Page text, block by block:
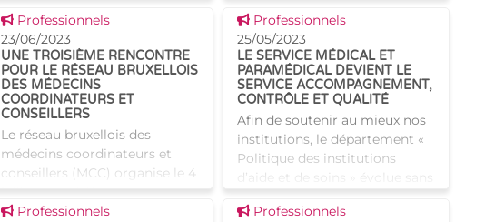
d'autorisations et d'agrément
de manière digitale via
IRISbox. Cette évolution
s'inscrit
planifiées pour 2024, avec des
thèmes d'actualité. Ces
rencontres donnent l'occasio
Voir cette news
Professionnels
23/06/2023
UNE TROISIÈME RENCONTRE
POUR LE RÉSEAU BRUXELLOIS
DES MÉDECINS
COORDINATEURS ET
CONSEILLERS
Le réseau bruxellois des
médecins coordinateurs et
conseillers (MCC) organise le 4
juillet sa troisième rencontre.
Au programme, un sujet
Voir cette news
Professionnels
25/05/2023
LE SERVICE MÉDICAL ET
PARAMÉDICAL DEVIENT LE
SERVICE ACCOMPAGNEMENT,
CONTRÔLE ET QUALITÉ
Afin de soutenir au mieux nos
institutions, le département «
Politique des institutions
d’aide et de soins » évolue sans
son service médical et
Voir cette news
Professionnels
Voir cette news
Professionnels